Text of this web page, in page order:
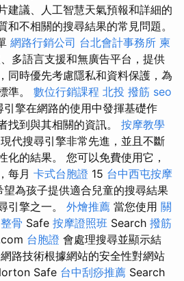
建議、人工智慧天氣預報和詳細的
和不相關的搜尋結果的常見問題。
網路行銷公司 台北會計事務所 柬
多語言支援和無廣告平台，提供
同時優先考慮隱私和資料保護，為
準。 數位行銷課程 北投 撥筋 seo
引擎在網路的使用中發揮基礎作
找到與其相關的資訊。 按摩教學
現代搜尋引擎非常先進，並且不斷
化的結果。 您可以免費使用它，
每月 卡式台胞證 15 台中西屯按摩
望為孩子提供適合兒童的搜尋結果
引擎之一。 外燴推薦 當您使用 關
骨 Safe 按摩證照班 Search 撥筋
台胞證 會處理搜尋並顯示結
路技術根據網站的安全性對網站
Safe 台中刮痧推薦 Search